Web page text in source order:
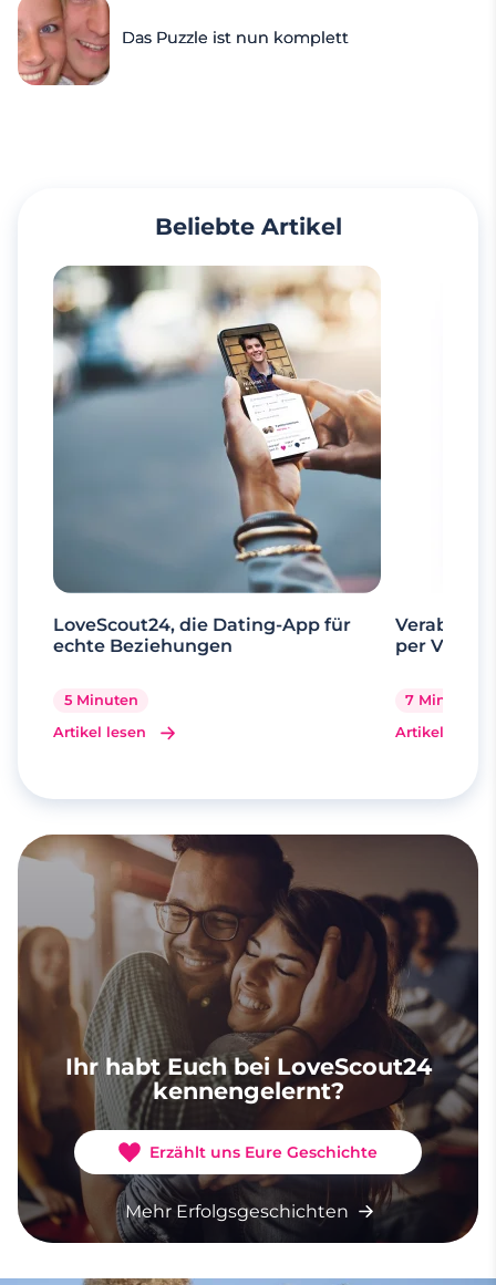
Das Puzzle ist nun komplett
Beliebte Artikel
LoveScout24, die Dating-App für
echte Beziehungen
5 Minuten
Artikel lesen
per
7 Minuten
Artikel lesen
Ihr habt Euch bei LoveScout24
kennengelernt?
Erzählt uns Eure Geschichte
Mehr Erfolgsgeschichten